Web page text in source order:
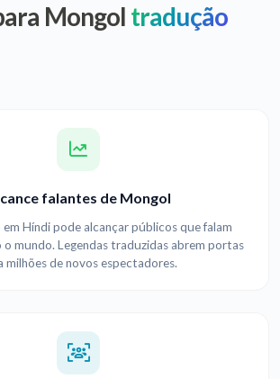
Mongol tradução
falantes de Mongol
Híndi pode alcançar públicos que falam
mundo. Legendas traduzidas abrem portas
milhões de novos espectadores.